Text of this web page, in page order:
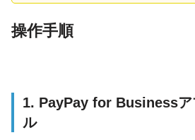
操作手順
1. PayPay for Businessア
ル